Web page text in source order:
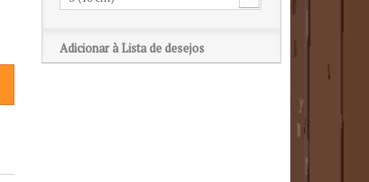
Adicionar à Lista de desejos